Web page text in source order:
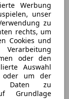
Werbung
unser
zu
rechts, um
Cookies und
oder den
Auswahl
oder um der
Daten zu
Grundlage